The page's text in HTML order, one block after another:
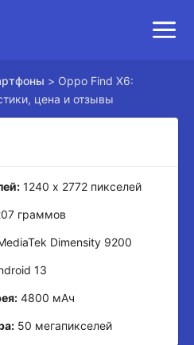
> Oppo Find X6:
цена и отзывы
1240 x 2772 пикселей
граммов
Dimensity 9200
13
4800 мАч
50 мегапикселей